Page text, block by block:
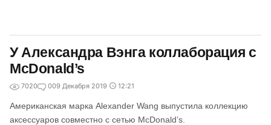
У Александра Вэнга коллаборация с
McDonald’s
7020 009 Декабря 2019 12:21
Американская марка Alexander Wang выпустила коллекцию
аксессуаров совместно с сетью McDonald’s.